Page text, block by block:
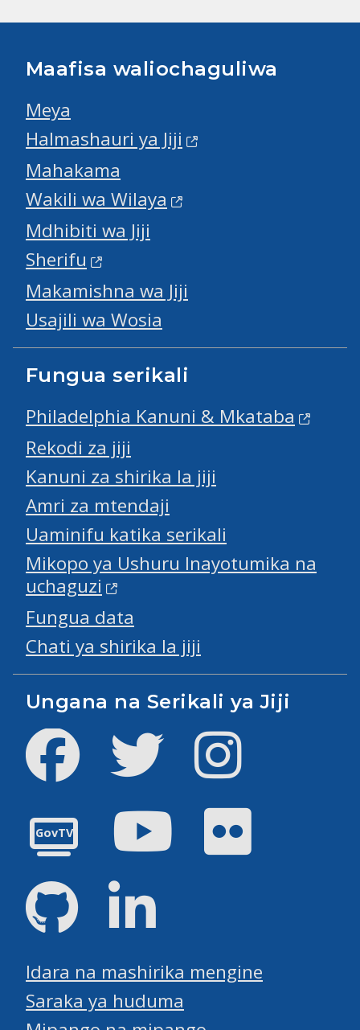
Maafisa waliochaguliwa
Meya
Halmashauri ya Jiji
Mahakama
Wakili wa Wilaya
Mdhibiti wa Jiji
Sherifu
Makamishna wa Jiji
Usajili wa Wosia
Fungua serikali
Philadelphia Kanuni & Mkataba
Rekodi za jiji
Kanuni za shirika la jiji
Amri za mtendaji
Uaminifu katika serikali
Mikopo ya Ushuru Inayotumika na
uchaguzi
Fungua data
Chati ya shirika la jiji
Ungana na Serikali ya Jiji
Facebook Twitter
GovTV
Youtube
GitHub
Idara na mashirika mengine
Saraka ya huduma